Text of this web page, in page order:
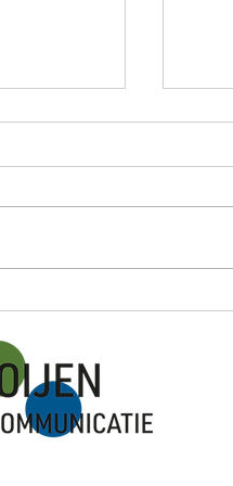
Dirk
Het
rust